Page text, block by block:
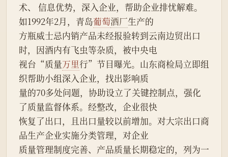
术、 信息优势，深入企业，帮助企业排忧解难。
如1992年2月，青岛葡萄酒厂生产的
方瓶威士忌内销产品未经报验转到云南边贸出口
时，因酒内有飞虫等杂质，被中央电
视台“质量万里行”节目曝光。山东商检局立即组
织帮助小组深入企业，找出影响质
量的70多处问题，协助设立了关键控制点，强化
了质量监督体系。经整改，企业很快
恢复了出口，且出口量较以前增加。对大宗出口商
品生产企业实施分类管理，对企业
质量管理制度完善、产品质量长期稳定的，列为一